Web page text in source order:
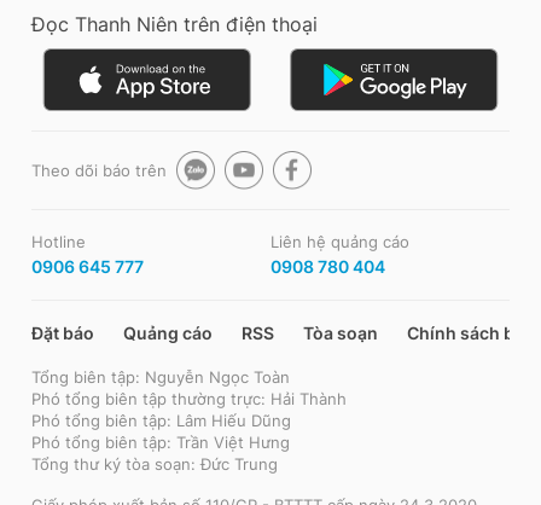
Đọc Thanh Niên trên điện thoại
Theo dõi báo trên
Hotline
0906 645 777
Liên hệ quảng cáo
0908 780 404
Đặt báo Quảng cáo RSS Tòa soạn Chính sách bảo
Tổng biên tập: Nguyễn Ngọc Toàn
Phó tổng biên tập thường trực: Hải Thành
Phó tổng biên tập: Lâm Hiếu Dũng
Phó tổng biên tập: Trần Việt Hưng
Tổng thư ký tòa soạn: Đức Trung